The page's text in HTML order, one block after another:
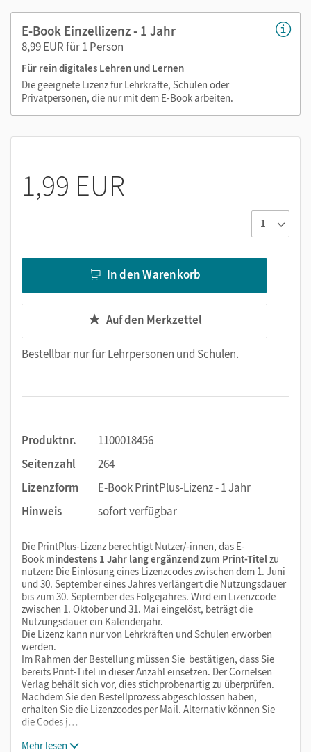
E-Book Einzellizenz - 1 Jahr
8,99 EUR für 1 Person
Für rein digitales Lehren und Lernen
Die geeignete Lizenz für Lehrkräfte, Schulen oder
Privatpersonen, die nur mit dem E-Book arbeiten.
1,99 EUR
In den Warenkorb
Auf den Merkzettel
Bestellbar nur fürLehrpersonen und Schulen.
Produktnr.
1100018456
Seitenzahl
264
Lizenzform
E-Book PrintPlus-Lizenz - 1 Jahr
Hinweis
sofort verfügbar
Die PrintPlus-Lizenz berechtigt Nutzer/-innen, das E-
Book mindestens 1 Jahr lang ergänzend zum Print-Titelzu
nutzen: Die Einlösung eines Lizenzcodes zwischen dem 1. Juni
und 30. September eines Jahres verlängert die Nutzungsdauer
bis zum 30. September des Folgejahres. Wird ein Lizenzcode
zwischen 1. Oktober und 31. Mai eingelöst, beträgt die
Nutzungsdauer ein Kalenderjahr.
Die Lizenz kann nur von Lehrkräften und Schulen erworben
werden.
Im Rahmen der Bestellung müssen Sie bestätigen, dass Sie
bereits Print-Titel in dieser Anzahl einsetzen. Der Cornelsen
Verlag behält sich vor, dies stichprobenartig zu überprüfen.
Nachdem Sie den Bestellprozess abgeschlossen haben,
erhalten Sie die Lizenzcodes per Mail. Alternativ können Sie
die Codes j…
Mehr lesen